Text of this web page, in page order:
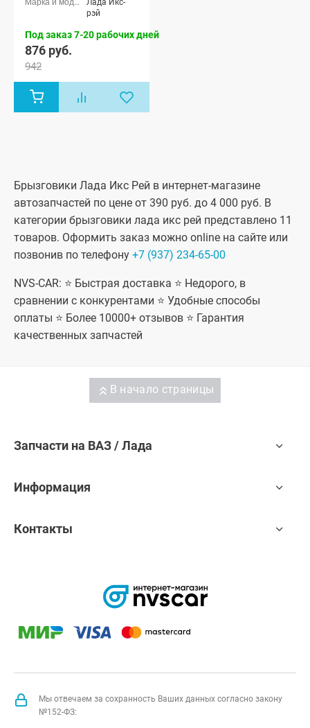
Лада Икс-
рэй
Под заказ 7-20 рабочих дней
876 руб.
942
Брызговики Лада Икс Рей в интернет-магазине
автозапчастей по цене от 390 руб. до 4 000 руб. В
категории брызговики лада икс рей представлено 11
товаров. Оформить заказ можно online на сайте или
позвонив по телефону +7 (937) 234-65-00
NVS-CAR: ⭐ Быстрая доставка ⭐ Недорого, в
сравнении с конкурентами ⭐ Удобные способы
оплаты ⭐ Более 10000+ отзывов ⭐ Гарантия
качественных запчастей
В начало страницы
Запчасти на ВАЗ / Лада
Информация
Контакты
Мы отвечаем за сохранность Ваших данных согласно закону
№152-ФЗ: